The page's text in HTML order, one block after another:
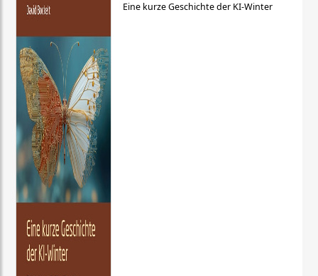
Eine kurze Geschichte der KI-Winter